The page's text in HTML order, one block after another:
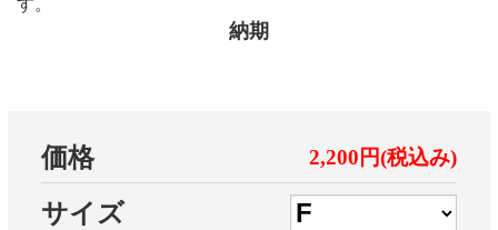
納期
価格 2,200円(税込み)
サイズ